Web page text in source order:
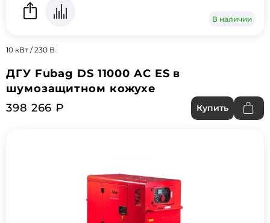
В наличии
10 кВт / 230 В
ДГУ Fubag DS 11000 AC ES в
шумозащитном кожухе
398 266 ₽
Купить